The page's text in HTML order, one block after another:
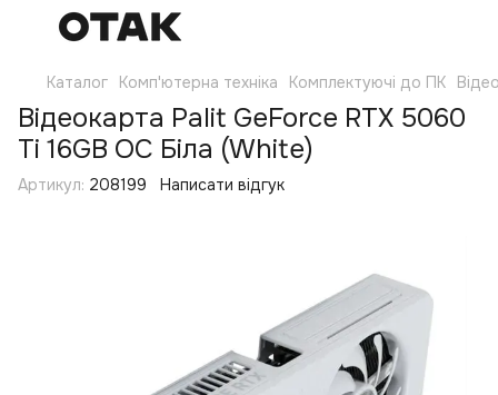
Каталог Комп'ютерна техніка Комплектуючі до ПК
Відеокарта Palit GeForce RTX 5060
Ti 16GB OC Біла (White)
Артикул: 208199 Написати відгук